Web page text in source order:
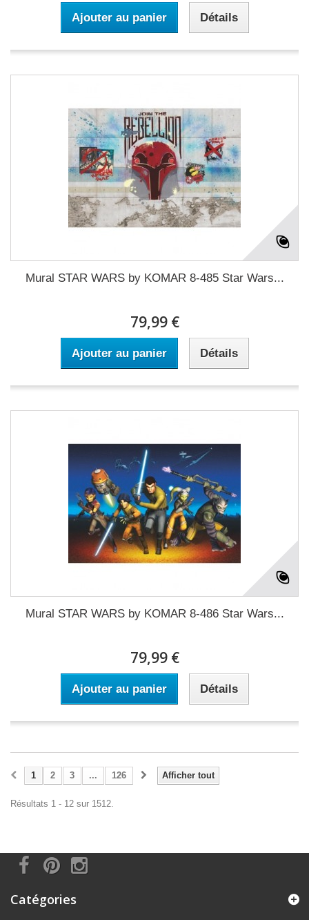
Ajouter au panier Détails
Mural STAR WARS by KOMAR 8-485 Star Wars...
79,99 €
Ajouter au panier Détails
Mural STAR WARS by KOMAR 8-486 Star Wars...
79,99 €
Ajouter au panier Détails
Afficher tout
1 2 3 ... 126
Résultats 1 - 12 sur 1512.
Catégories